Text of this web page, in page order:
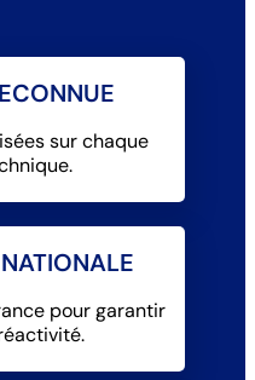
sur chaque
pour garantir